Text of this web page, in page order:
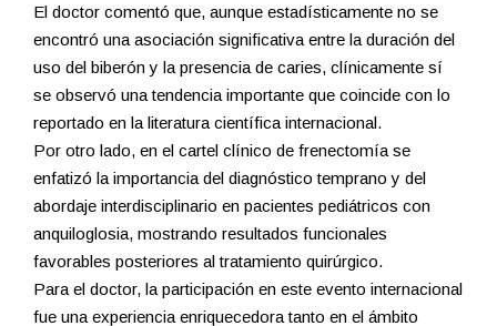
El doctor comentó que, aunque estadísticamente no se
encontró una asociación significativa entre la duración del
uso del biberón y la presencia de caries, clínicamente sí
se observó una tendencia importante que coincide con lo
reportado en la literatura científica internacional.
Por otro lado, en el cartel clínico de frenectomía se
enfatizó la importancia del diagnóstico temprano y del
abordaje interdisciplinario en pacientes pediátricos con
anquiloglosia, mostrando resultados funcionales
favorables posteriores al tratamiento quirúrgico.
Para el doctor, la participación en este evento internacional
fue una experiencia enriquecedora tanto en el ámbito